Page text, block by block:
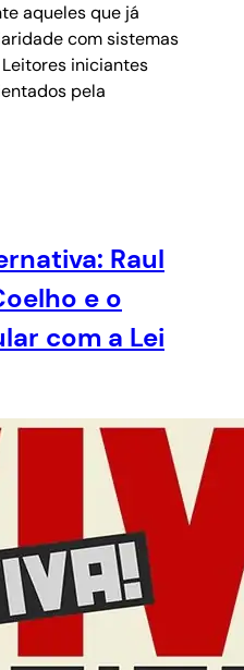
aqueles que já
com sistemas
iniciantes
pela
Raul
e o
com a Lei